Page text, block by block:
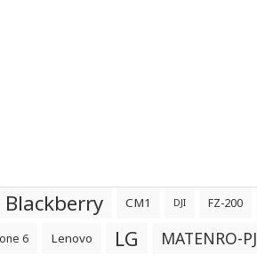
Blackberry CM1 DJI FZ-200
6 Lenovo LG MATENRO-PJ